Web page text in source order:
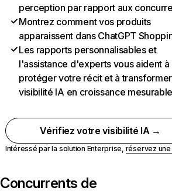
perception par rapport aux
Montrez comment vos produits
apparaissent dans ChatGPT
Les rapports personnalisables et
l'assistance d'experts vous aident à
protéger votre récit et à
visibilité IA en croissance
Vérifiez votre visibilité IA →
Intéressé par la solution Enterprise, réservez
Concurrents de